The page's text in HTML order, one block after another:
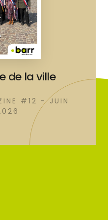
de la ville
#12 - JUIN